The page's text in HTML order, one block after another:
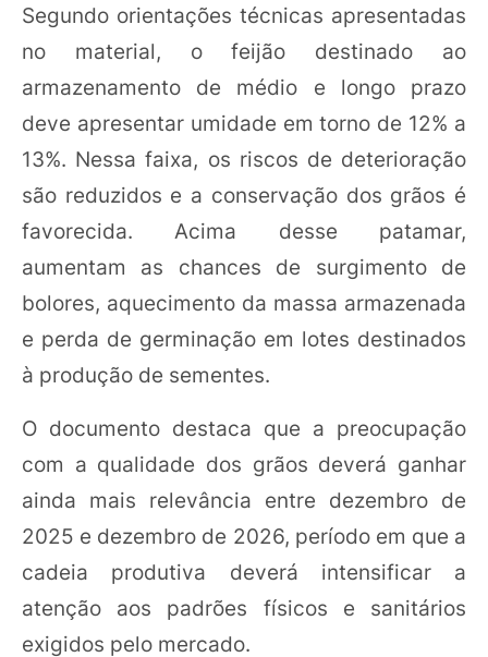
Segundo orientações técnicas apresentadas
no material, o feijão destinado ao
armazenamento de médio e longo prazo
deve apresentar umidade em torno de 12% a
13%. Nessa faixa, os riscos de deterioração
são reduzidos e a conservação dos grãos é
favorecida. Acima desse patamar,
aumentam as chances de surgimento de
bolores, aquecimento da massa armazenada
e perda de germinação em lotes destinados
à produção de sementes.
O documento destaca que a preocupação
com a qualidade dos grãos deverá ganhar
ainda mais relevância entre dezembro de
2025 e dezembro de 2026, período em que a
cadeia produtiva deverá intensificar a
atenção aos padrões físicos e sanitários
exigidos pelo mercado.